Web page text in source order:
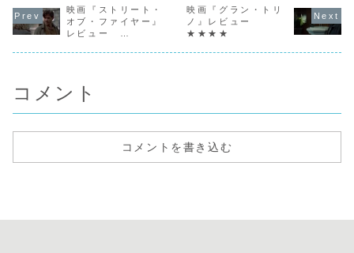
る妻マリオンを迎
えに行く。仲間た
ちに囲まれ楽しそ
うに歌っている妻
物に出かけるわ」
と言い残し、愛車
のキャデラックに
乗り込む。エンジ
り、野望に溢れて
いた。しかし戦後
ハリウッドに吹き
荒れた赤狩りの標
管をはじめ
ら何まで規
られ、もし
映画『ストリート・
オブ・ファイヤー』
レビュー
映画『グラン・トリ
ノ』レビュー
★★★★
コメント
コメントを書き込む